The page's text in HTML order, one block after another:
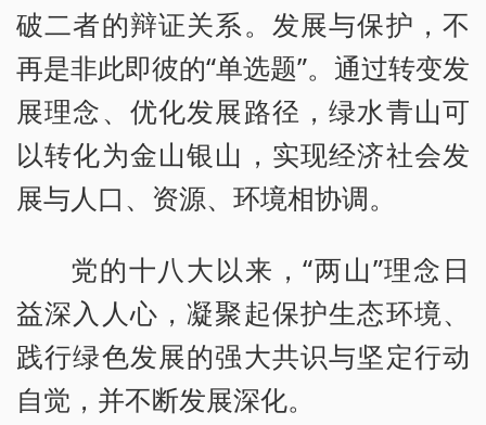
破二者的辩证关系。发展与保护，不
再是非此即彼的“单选题”。通过转变发
展理念、优化发展路径，绿水青山可
以转化为金山银山，实现经济社会发
展与人口、资源、环境相协调。
党的十八大以来，“两山”理念日
益深入人心，凝聚起保护生态环境、
践行绿色发展的强大共识与坚定行动
自觉，并不断发展深化。